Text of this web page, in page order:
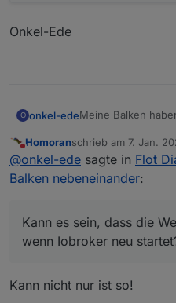
Onkel-Ede
O onkel-edeMeine Balken
Uhr den Wert für
blockly aus dem
Day) in einen
nicht
Werte
startet? Falls ja,
Datenpunkt
Nicht stören
Homoranschrieb am 7. Jan.
zuletzt editiert von
@onkel-ede sagte in Flot
Balken nebeneinander:
Kann es sein, dass die
wenn Iobroker neu
Kann nicht nur ist so!